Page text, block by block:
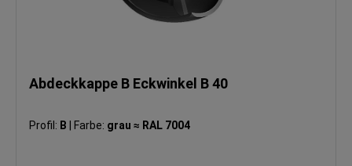
Abdeckkappe B Eckwinkel B 40
Profil: B Farbe: grau ≈ RAL 7004